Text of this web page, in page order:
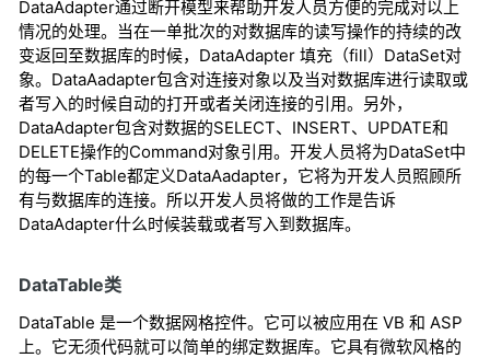
DataAdapter通过断开模型来帮助开发人员方便的完成对以上
情况的处理。当在一单批次的对数据库的读写操作的持续的改
变返回至数据库的时候，DataAdapter 填充（fill）DataSet对
象。DataAadapter包含对连接对象以及当对数据库进行读取或
者写入的时候自动的打开或者关闭连接的引用。另外，
DataAdapter包含对数据的SELECT、INSERT、UPDATE和
DELETE操作的Command对象引用。开发人员将为DataSet中
的每一个Table都定义DataAadapter，它将为开发人员照顾所
有与数据库的连接。所以开发人员将做的工作是告诉
DataAdapter什么时候装载或者写入到数据库。
DataTable类
DataTable 是一个数据网格控件。它可以被应用在 VB 和 ASP
上。它无须代码就可以简单的绑定数据库。它具有微软风格的